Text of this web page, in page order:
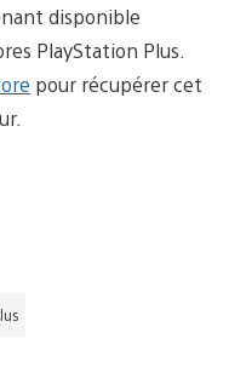
disponible
PlayStation Plus.
pour récupérer cet